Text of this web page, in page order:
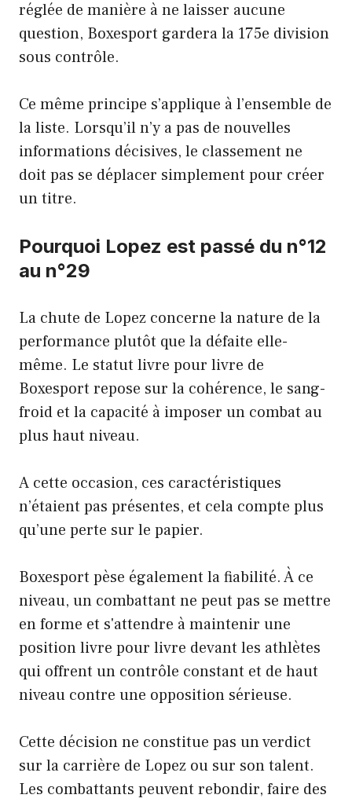
réglée de manière à ne laisser aucune
question, Boxesport gardera la 175e division
sous contrôle.
Ce même principe s’applique à l’ensemble de
la liste. Lorsqu’il n’y a pas de nouvelles
informations décisives, le classement ne
doit pas se déplacer simplement pour créer
un titre.
Pourquoi Lopez est passé du n°12
au n°29
La chute de Lopez concerne la nature de la
performance plutôt que la défaite elle-
même. Le statut livre pour livre de
Boxesport repose sur la cohérence, le sang-
froid et la capacité à imposer un combat au
plus haut niveau.
A cette occasion, ces caractéristiques
n’étaient pas présentes, et cela compte plus
qu’une perte sur le papier.
Boxesport pèse également la fiabilité. À ce
niveau, un combattant ne peut pas se mettre
en forme et s'attendre à maintenir une
position livre pour livre devant les athlètes
qui offrent un contrôle constant et de haut
niveau contre une opposition sérieuse.
Cette décision ne constitue pas un verdict
sur la carrière de Lopez ou sur son talent.
Les combattants peuvent rebondir, faire des